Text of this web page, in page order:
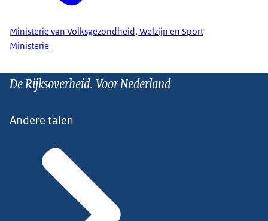
Ministerie van Volksgezondheid, Welzijn en Sport
Ministerie
De Rijksoverheid. Voor Nederland
Andere talen